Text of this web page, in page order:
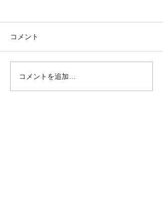
20.2.12 蒼生の杜さんに行
きました
コメント
コメントを追加…